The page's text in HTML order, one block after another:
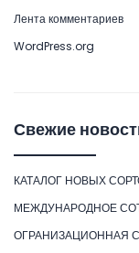
Лента комментариев
WordPress.org
Свежие
КАТАЛОГ НОВЫХ
МЕЖДУНАРОДНОЕ
ОГРАНИЗАЦИОННАЯ